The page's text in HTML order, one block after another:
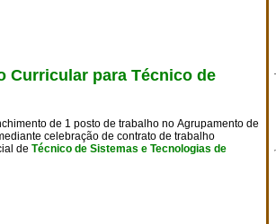
Curricular para Técnico de
de 1 posto de trabalho no Agrupamento de
celebração de contrato de trabalho
de Técnico de Sistemas e Tecnologias de